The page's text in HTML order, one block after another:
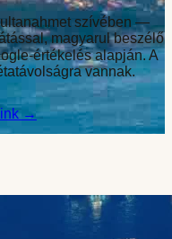
szívében —
magyarul beszélő
értékelés alapján. A
vannak.
→